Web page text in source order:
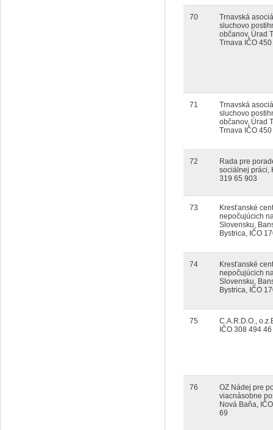
70
Trnavská
sluchovo
občanov, Úrad
Trnava IČO
71
Trnavská
sluchovo
občanov, Úrad
Trnava IČO
72
Rada pre
sociálnej práci,
319 65 903
73
Kresťanské
nepočujúcich
Slovensku,
Bystrica, IČO
74
Kresťanské
nepočujúcich
Slovensku,
Bystrica, IČO
75
C.A.R.D.O.,
IČO 308 494 46
76
OZ Nádej pre
viacnásobne
Nová Baňa,
69